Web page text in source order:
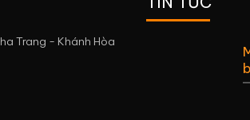
Trang - Khánh Hòa